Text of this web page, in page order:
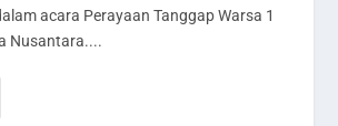
acara Perayaan Tanggap Warsa 1
Nusantara....